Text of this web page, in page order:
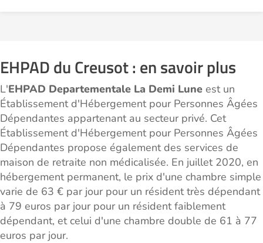
EHPAD du Creusot : en savoir plus
L'EHPAD Departementale La Demi Lune est un
Établissement d'Hébergement pour Personnes Âgées
Dépendantes appartenant au secteur privé. Cet
Établissement d'Hébergement pour Personnes Âgées
Dépendantes propose également des services de
maison de retraite non médicalisée. En juillet 2020, en
hébergement permanent, le prix d'une chambre simple
varie de 63 € par jour pour un résident très dépendant
à 79 euros par jour pour un résident faiblement
dépendant, et celui d'une chambre double de 61 à 77
euros par jour.